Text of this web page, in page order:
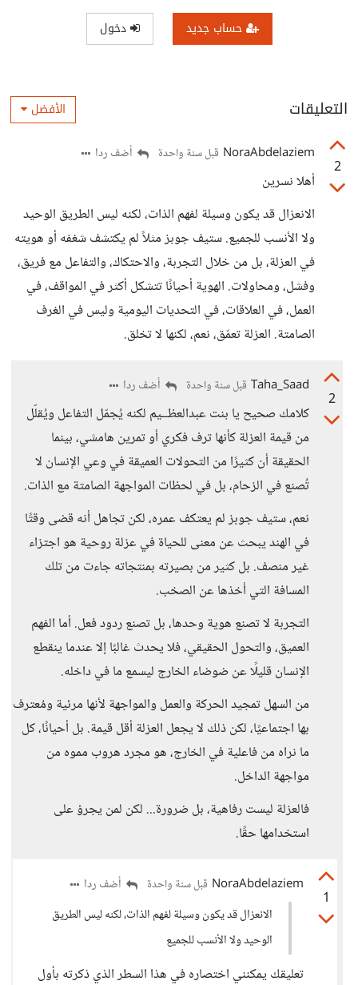
حساب جديد دخول
التعليقات الأفضل
2
NoraAbdelaziem قبل سنة واحدة أضف ردا
أهلا نسرين
الانعزال قد يكون وسيلة لفهم الذات، لكنه ليس الطريق الوحيد
ولا الأنسب للجميع. ستيف جوبز مثلاً لم يكتشف شغفه أو هويته
في العزلة، بل من خلال التجربة، والاحتكاك، والتفاعل مع فريق،
وفشل، ومحاولات. الهوية أحيانًا تتشكل أكثر في المواقف، في
العمل، في العلاقات، في التحديات اليومية وليس في الغرف
الصامتة. العزلة تعمّق، نعم، لكنها لا تخلق.
2
Taha_Saad قبل سنة واحدة أضف ردا
كلامك صحيح يا بنت عبدالعظــيم لكنه يُجمّل التفاعل ويُقلّل
من قيمة العزلة كأنها ترف فكري أو تمرين هامشي، بينما
الحقيقة أن كثيرًا من التحولات العميقة في وعي الإنسان لا
تُصنع في الزحام، بل في لحظات المواجهة الصامتة مع الذات.
نعم، ستيف جوبز لم يعتكف عمره، لكن تجاهل أنه قضى وقتًا
في الهند يبحث عن معنى للحياة في عزلة روحية هو اجتزاء
غير منصف. بل كثير من بصيرته بمنتجاته جاءت من تلك
المسافة التي أخذها عن الصخب.
التجربة لا تصنع هوية وحدها، بل تصنع ردود فعل. أما الفهم
العميق، والتحول الحقيقي، فلا يحدث غالبًا إلا عندما ينقطع
الإنسان قليلًا عن ضوضاء الخارج ليسمع ما في داخله.
من السهل تمجيد الحركة والعمل والمواجهة لأنها مرئية ومُعترف
بها اجتماعيًا، لكن ذلك لا يجعل العزلة أقل قيمة. بل أحيانًا، كل
ما نراه من فاعلية في الخارج، هو مجرد هروب مموه من
مواجهة الداخل.
فالعزلة ليست رفاهية، بل ضرورة... لكن لمن يجرؤ على
استخدامها حقًا.
1
NoraAbdelaziem قبل سنة واحدة
أضف ردا
الانعزال قد يكون وسيلة لفهم الذات، لكنه ليس الطريق
الوحيد ولا الأنسب للجميع
تعليقك يمكنني اختصاره في هذا السطر الذي ذكرته بأول